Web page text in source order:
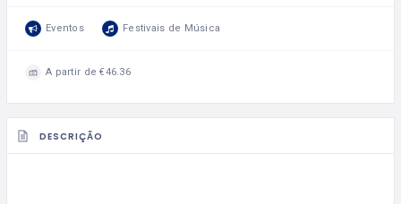
Eventos Festivais de Música
A partir de €46.36
DESCRIÇÃO